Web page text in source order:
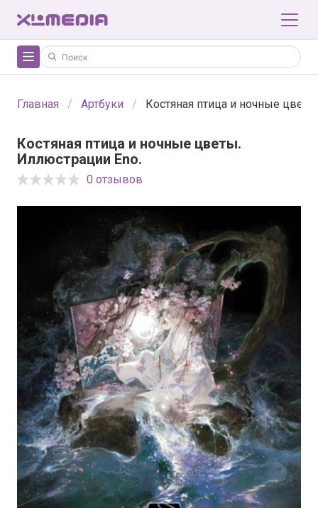
Главная Артбуки Костяная птица и ночные
Костяная птица и ночные цветы.
Иллюстрации Eno.
0 отзывов